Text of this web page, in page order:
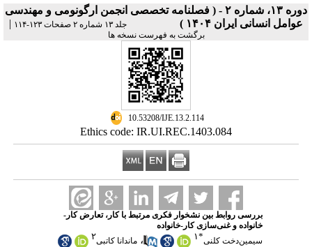
دوره ۱۳، شماره ۲ - ( فصلنامه تخصصی انجمن ارگونومی و مهندسی
عوامل انسانی ایران ۱۴۰۴ )
جلد ۱۳ شماره ۲ صفحات ۱۲۳-۱۱۴ |
برگشت به فهرست نسخه ها
‎ 10.53208/IJE.13.2.114
Ethics code: IR.UI.REC.1403.084
بررسی روابط بین نشخوار فکری مرتبط با کار، تعارض کار-
خانواده و غنی‌سازی کار-خانواده
سیمین‌دخت کلنی*۱ ، ماندانا کاتبی۲